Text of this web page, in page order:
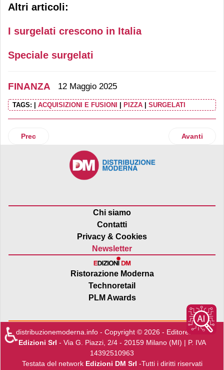
Altri articoli:
I surgelati crescono in Italia
Speciale surgelati
FINANZA 12 Maggio 2025
TAGS: | ACQUISIZIONI E FUSIONI | PIZZA | SURGELATI
Articolo precedente: Desa fonde per incorporazione
Prec Articolo
Avanti
Chi siamo
Contatti
Privacy & Cookies
Newsletter
Ristorazione Moderna
Technoretail
PLM Awards
distribuzionemoderna.info - Copyright © 2026 - Editore:Edra
Edizioni Srl - Via G. Piazzi, 2/4 - 20159 Milano (MI) | P. IVA
14392510963
Testata del network Edizioni DM Srl -Tutti i diritti riservati